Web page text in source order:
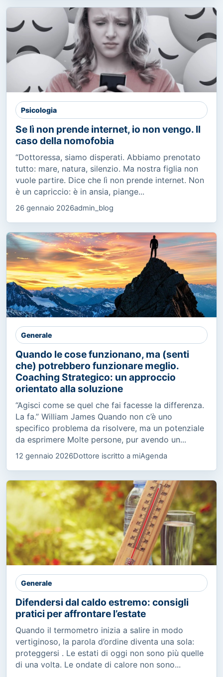
Psicologia
Se lì non prende internet, io non vengo. Il
caso della nomofobia
“Dottoressa, siamo disperati. Abbiamo prenotato
tutto: mare, natura, silenzio. Ma nostra figlia non
vuole partire. Dice che lì non prende internet. Non
è un capriccio: è in ansia, piange...
26 gennaio 2026admin_blog
Generale
Quando le cose funzionano, ma (senti
che) potrebbero funzionare meglio.
Coaching Strategico: un approccio
orientato alla soluzione
“Agisci come se quel che fai facesse la differenza.
La fa.” William James Quando non c’è uno
specifico problema da risolvere, ma un potenziale
da esprimere Molte persone, pur avendo un...
12 gennaio 2026Dottore iscritto a miAgenda
Generale
Difendersi dal caldo estremo: consigli
pratici per affrontare l’estate
Quando il termometro inizia a salire in modo
vertiginoso, la parola d’ordine diventa una sola:
proteggersi . Le estati di oggi non sono più quelle
di una volta. Le ondate di calore non sono...